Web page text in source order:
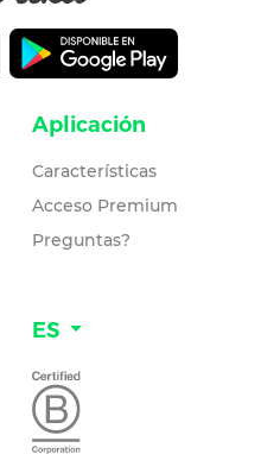
Aplicación
Características
Acceso Premium
Preguntas?
ES